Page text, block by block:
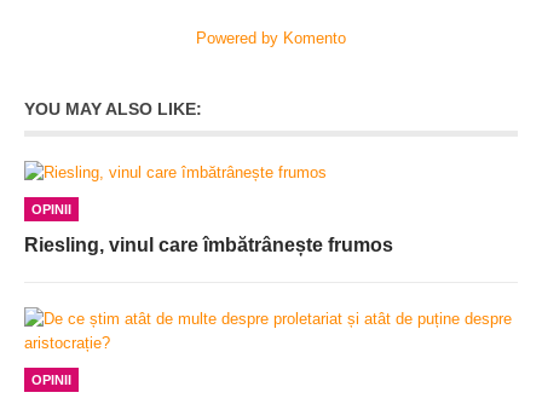
Powered by Komento
YOU MAY ALSO LIKE:
OPINII
Riesling, vinul care îmbătrânește frumos
OPINII